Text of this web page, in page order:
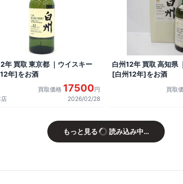
年 買取 東京都 ｜ウイスキー
年]をお酒
買取価格 17500円
2026/02/28
白州12年 買取 高知県
[白州12年]をお酒
買取
もっと見る 読み込み中…